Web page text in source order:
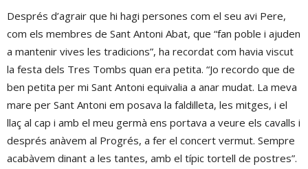
Després d’agrair que hi hagi persones com el seu avi Pere,
com els membres de Sant Antoni Abat, que “fan poble i ajuden
a mantenir vives les tradicions”, ha recordat com havia viscut
la festa dels Tres Tombs quan era petita. “Jo recordo que de
ben petita per mi Sant Antoni equivalia a anar mudat. La meva
mare per Sant Antoni em posava la faldilleta, les mitges, i el
llaç al cap i amb el meu germà ens portava a veure els cavalls i
després anàvem al Progrés, a fer el concert vermut. Sempre
acabàvem dinant a les tantes, amb el típic tortell de postres”.